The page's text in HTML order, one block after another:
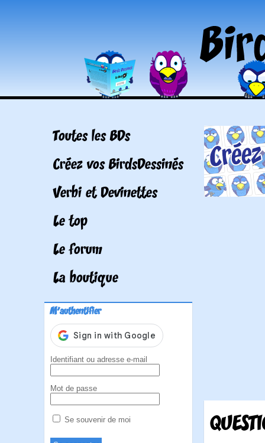
Toutes les BDs
Créez vos BirdsDessinés
Verbi et Devinettes
Le top
Le forum
La boutique
M'authentifier
Identifiant ou adresse e-mail
Mot de passe
Se souvenir de moi